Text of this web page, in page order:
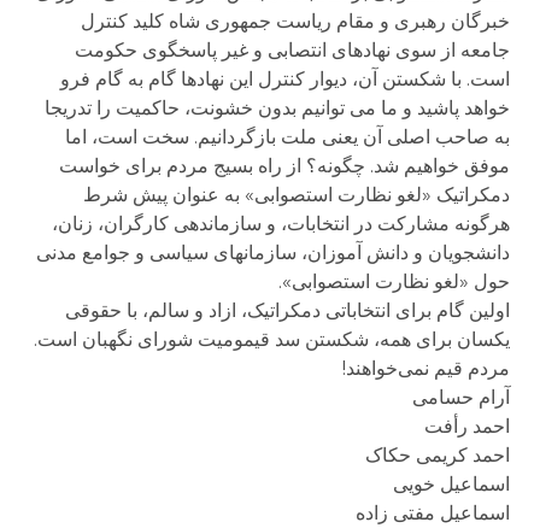
خبرگان رهبری و مقام ریاست جمهوری شاه کلید کنترل
جامعه از سوی نهادهای انتصابی و غیر پاسخگوی حکومت
است. با شکستن آن، دیوار کنترل این نهادها گام به گام فرو
خواهد پاشید و ما می توانیم بدون خشونت، حاکمیت را تدریجا
به صاحب اصلی آن یعنی ملت بازگردانیم. سخت است، اما
موفق خواهیم شد. چگونه؟ از راه بسیج مردم برای خواست
دمکراتیک «لغو نظارت استصوابی» به عنوان پیش شرط
هرگونه مشارکت در انتخابات، و سازماندهی کارگران، زنان،
دانشجویان و دانش آموزان، سازمانهای سیاسی و جوامع مدنی
حول «لغو نظارت استصوابی».
اولین گام برای انتخاباتی دمکراتیک، ازاد و سالم، با حقوقی
یکسان برای همه، شکستن سد قیمومیت شورای نگهبان است.
مردم قیم نمی‌خواهند!
آرام حسامى
احمد رأفت
احمد کریمی حکاک
اسماعیل خویی
اسماعیل مفتی زاده